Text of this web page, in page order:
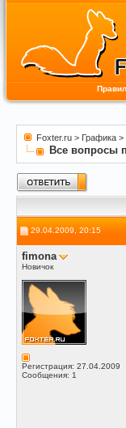
Foxter.ru > Графика >
Все вопросы
29.04.2009, 20:15
fimona
Новичок
Регистрация: 27.04.2009
Сообщения: 1